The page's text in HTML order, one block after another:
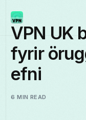
VPN UK
fyrir
efni
6 MIN READ